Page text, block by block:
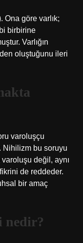
Ona göre varlık;
birbirine
Varlığın
oluştuğunu ileri
varoluşçu
Nihilizm bu soruyu
varoluşu değil, aynı
de reddeder.
bir amaç
nedir?